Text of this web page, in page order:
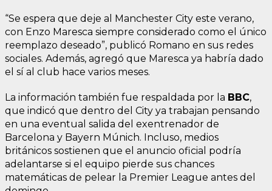
“Se espera que deje al Manchester City este verano,
con Enzo Maresca siempre considerado como el único
reemplazo deseado”, publicó Romano en sus redes
sociales. Además, agregó que Maresca ya habría dado
el sí al club hace varios meses.
La información también fue respaldada por la BBC,
que indicó que dentro del City ya trabajan pensando
en una eventual salida del exentrenador de
Barcelona y Bayern Múnich. Incluso, medios
británicos sostienen que el anuncio oficial podría
adelantarse si el equipo pierde sus chances
matemáticas de pelear la Premier League antes del